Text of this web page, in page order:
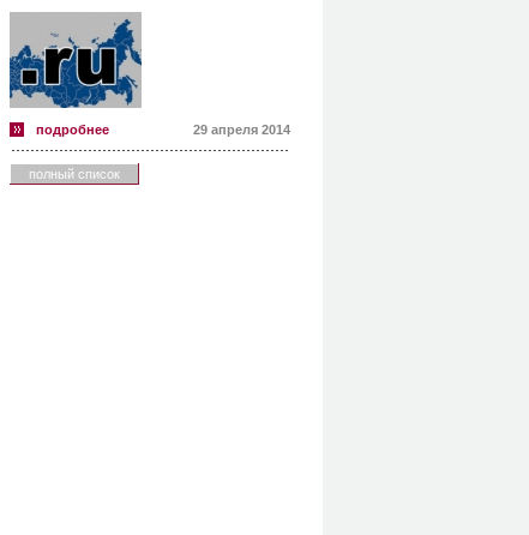
подробнее 29 апреля 2014
полный список